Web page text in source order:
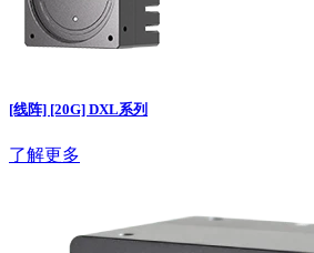
[线阵] [20G] DXL系列
了解更多